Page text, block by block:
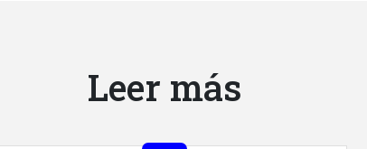
Leer más